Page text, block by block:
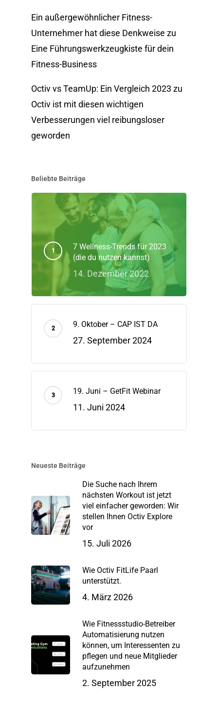
Ein außergewöhnlicher Fitness-
Unternehmer hat diese Denkweise zu
Eine Führungswerkzeugkiste für dein
Fitness-Business
Octiv vs TeamUp: Ein Vergleich 2023 zu
Octiv ist mit diesen wichtigen
Verbesserungen viel reibungsloser
geworden
Beliebte Beiträge
7 Wellness-Trends für 2023
(die du nutzen kannst)
14. Dezember 2022
9. Oktober – CAP IST DA
27. September 2024
19. Juni – GetFit Webinar
11. Juni 2024
Neueste Beiträge
Die Suche nach Ihrem
nächsten Workout ist jetzt
viel einfacher geworden: Wir
stellen Ihnen Octiv Explore
vor
15. Juli 2026
Wie Octiv FitLife Paarl
unterstützt.
4. März 2026
Wie Fitnessstudio-Betreiber
Automatisierung nutzen
können, um Interessenten zu
pflegen und neue Mitglieder
aufzunehmen
2. September 2025